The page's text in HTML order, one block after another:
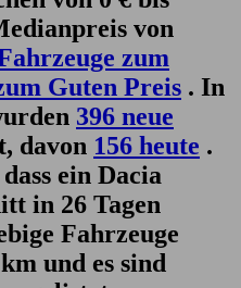
von
zum
Guten Preis . In
396 neue
davon 156 heute .
ein Dacia
in 26 Tagen
Fahrzeuge
und es sind